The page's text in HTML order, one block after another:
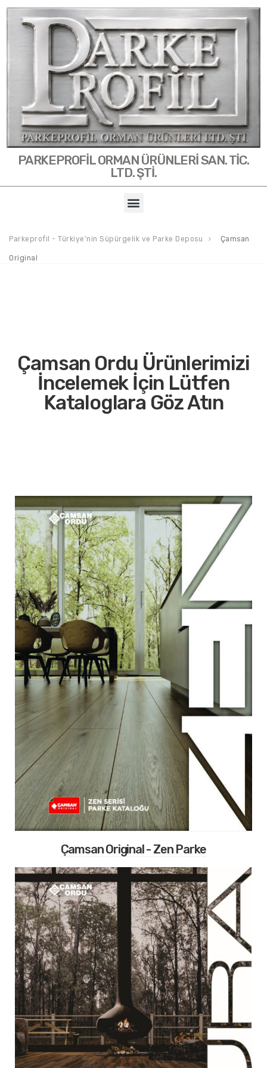
PARKEPROFİL ORMAN ÜRÜNLERİ SAN. TİC.
LTD. ŞTİ.
Parkeprofil - Türkiye'nin Süpürgelik ve Parke Deposu Çamsan
Original
Çamsan Ordu Ürünlerimizi
İncelemek İçin Lütfen
Kataloglara Göz Atın
Çamsan Original - Zen Parke